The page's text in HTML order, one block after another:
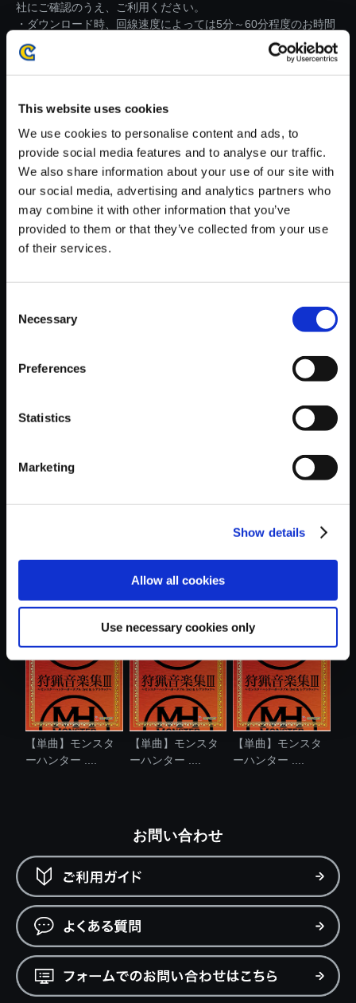
This website uses cookies
We use cookies to personalise content and ads, to
provide social media features and to analyse our traffic.
We also share information about your use of our site with
our social media, advertising and analytics partners who
may combine it with other information that you’ve
provided to them or that they’ve collected from your use
of their services.
Selection
Necessary
Preferences
Statistics
Marketing
Show details
Allow all cookies
Use necessary cookies only
社にご確認のうえ、ご利用ください。
・ダウンロード時、回線速度によっては5分～60分程度のお時間
がかかる場合がございます。
※ご購入いただいたファイルのダウンロードの際には、通信環境
が安定しているWifi環境でお試しください。
【単曲】モンスターハンター 狩
猟音楽集III ～モンスターハンタ
ーポータブル 3rd＆レアトラッ
おすすめ商品
ーハンター ....
【単曲】モンスタ
ーハンター ....
ーハンター ....
【単曲】モンスタ
ーハンター ....
【単曲】モンスタ
ーハンター ....
【単曲】モンスタ
ーハンター ....
お問い合わせ